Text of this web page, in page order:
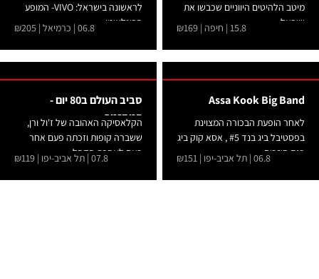
מיטב הלהיטים היווניים שכבשו את
ישראל....
15.8 | חיפה | ₪169
לראשונה בישראל: VIVO- המופע
הבינלאומי...
06.8 | כרמיאל | ₪205
Assa Kook Big Band
לאחר הופעת הבכורה המצוינת
בפסטיבל ביג בנד #5 , אסא קוק ביג
בנד חוזרים...
06.8 | תל אביב-יפו | ₪151
סביב העולם ב80 יום -
המחזמר
הקלאסיקה האהובה של ז'ול ורן,
ששברה קופות וזכתה פעם אחר
פעם לאהבת הקהל...
07.8 | תל אביב-יפו | ₪119